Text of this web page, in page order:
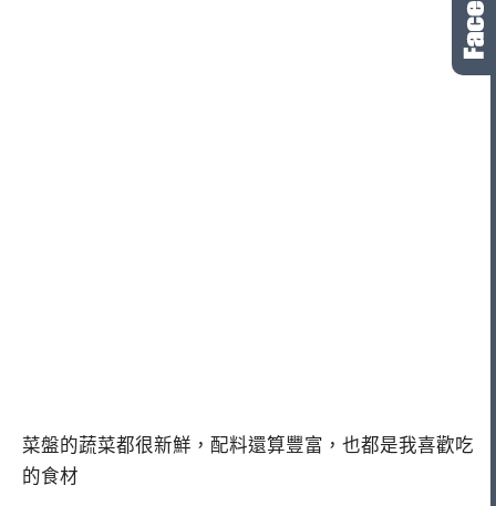
菜盤的蔬菜都很新鮮，配料還算豐富，也都是我喜歡吃
的食材